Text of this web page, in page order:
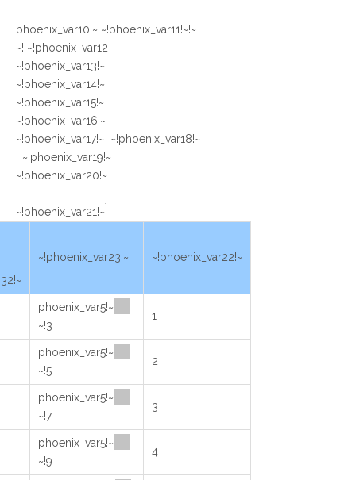
~!phoenix_var10!~ ~!phoenix_var11!~
~!phoenix_var12!~
~!phoenix_var13!~
~!phoenix_var14!~
~!phoenix_var15!~
~!phoenix_var16!~
~!phoenix_var17!~ ~!phoenix_var18!~
~!phoenix_var19!~
~!phoenix_var20!~
~!phoenix_var21!~
~!phoenix_var22!~
~!phoenix_var23!~
~!phoenix_var32!~
1
~!phoenix_var5
3!~
2
~!phoenix_var5
5!~
3
~!phoenix_var5
7!~
4
~!phoenix_var5
9!~